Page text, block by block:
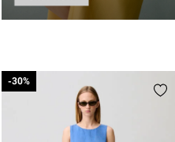
-30%
-30%